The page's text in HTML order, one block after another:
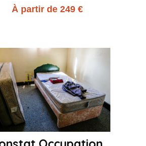
À partir de 249 €